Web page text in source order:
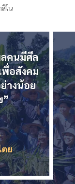
โน
คนมีศีล
พื่อสังคม
างน้อย
”
ย